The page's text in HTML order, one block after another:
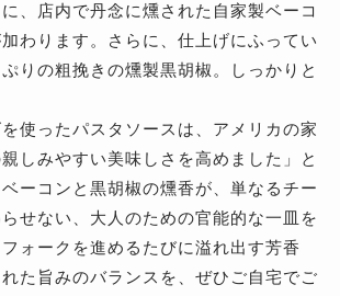
、店内で丹念に燻された自家製ベーコ
わります。さらに、仕上げにふってい
りの粗挽きの燻製黒胡椒。しっかりと
を使ったパスタソースは、アメリカの家
しみやすい美味しさを高めました」と
ーコンと黒胡椒の燻香が、単なるチー
せない、大人のための官能的な一皿を
ォークを進めるたびに溢れ出す芳香
た旨みのバランスを、ぜひご自宅でご